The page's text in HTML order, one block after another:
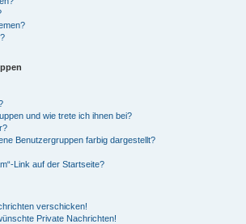
und wie trete ich ihnen bei?
Benutzergruppen farbig dargestellt?
Link auf der Startseite?
verschicken!
Private Nachrichten!